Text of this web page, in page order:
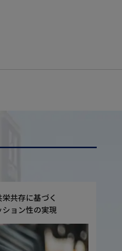
共存に基づく
ョン性の実現